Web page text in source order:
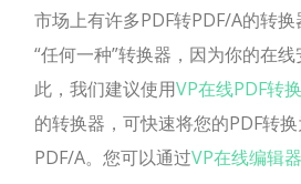
市场上有许多PDF转PDF/A的转
“任何一种”转换器，因为你的在
此，我们建议使用VP在线PDF转
的转换器，可快速将您的PDF转
PDF/A。您可以通过VP在线编辑